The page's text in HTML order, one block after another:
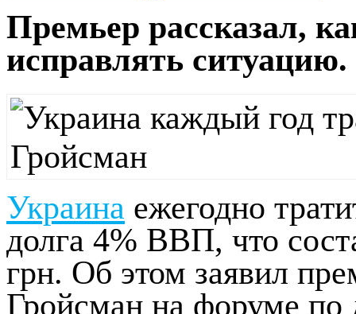
Премьер рассказал,
исправлять ситуацию.
Украина ежегодно
долга 4% ВВП, что
грн. Об этом заявил
Гройсман на форуме по